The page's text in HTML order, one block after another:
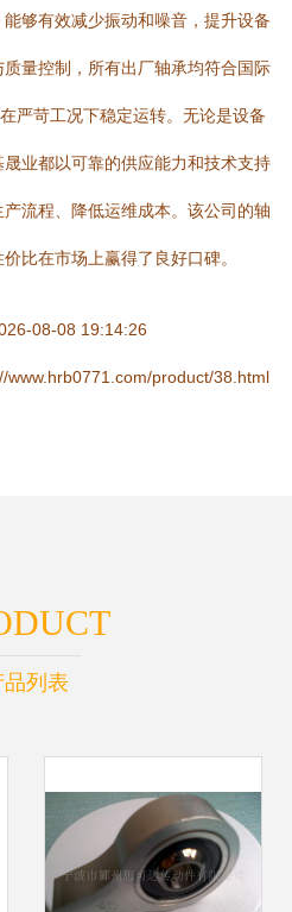
够有效减少振动和噪音，提升设备
量控制，所有出厂轴承均符合国际
严苛工况下稳定运转。无论是设备
业都以可靠的供应能力和技术支持
流程、降低运维成本。该公司的轴
比在市场上赢得了良好口碑。
08-08 19:14:26
www.hrb0771.com/product/38.html
品列表